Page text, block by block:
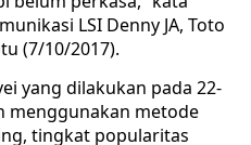
LSI Denny JA, Toto
(7/10/2017).
yang dilakukan pada 22-
menggunakan metode
tingkat popularitas